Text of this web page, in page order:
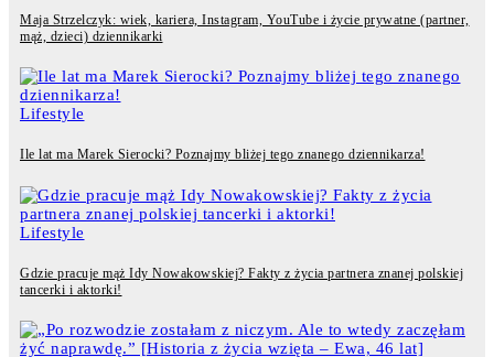
Maja Strzelczyk: wiek, kariera, Instagram, YouTube i życie prywatne (partner,
mąż, dzieci) dziennikarki
Lifestyle
Ile lat ma Marek Sierocki? Poznajmy bliżej tego znanego dziennikarza!
Lifestyle
Gdzie pracuje mąż Idy Nowakowskiej? Fakty z życia partnera znanej polskiej
tancerki i aktorki!